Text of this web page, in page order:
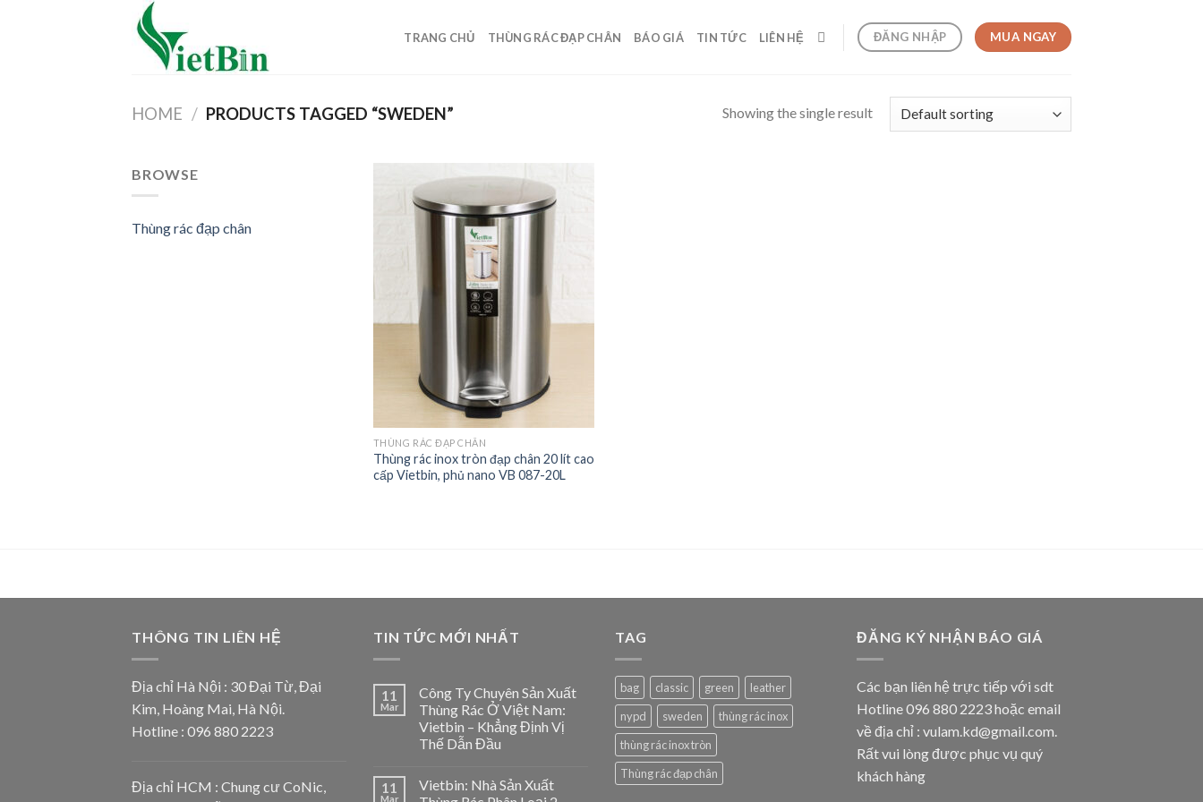
TRANG CHỦ THÙNG RÁC ĐẠP CHÂN BÁO GIÁ TIN TỨC LIÊN HỆ ĐĂNG NHẬP MUA NGAY
HOME / PRODUCTS TAGGED “SWEDEN” Showing the single result
BROWSE
Thùng rác đạp chân
Add to
THÙNG RÁC ĐẠP CHÂN
Thùng rác inox tròn đạp chân 20 lít cao
cấp Vietbin, phủ nano VB 087-20L
THÔNG TIN LIÊN HỆ
Địa chỉ Hà Nội : 30 Đại Từ, Đại
Kim, Hoàng Mai, Hà Nội.
Hotline : 096 880 2223
Địa chỉ HCM : Chung cư CoNic,
TIN TỨC MỚI NHẤT
11
Mar
Công Ty Chuyên Sản Xuất
Thùng Rác Ở Việt Nam:
Vietbin – Khẳng Định Vị
Thế Dẫn Đầu
11
Mar
Vietbin: Nhà Sản Xuất
TAG
bag classic green
leather
nypd
sweden
thùng rác inox
thùng rác inox tròn
Thùng rác đạp chân
ĐĂNG KÝ NHẬN BÁO GIÁ
Các bạn liên hệ trực tiếp với sdt
Hotline 096 880 2223 hoặc email
về địa chỉ : vulam.kd@gmail.com.
Rất vui lòng được phục vụ quý
khách hàng